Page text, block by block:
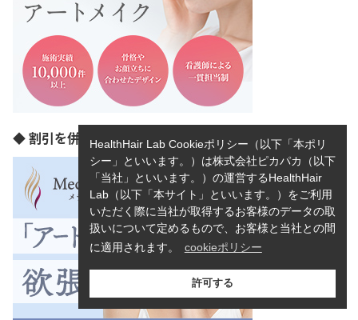
◆ 割引を併用すると最大25%OFF！
HealthHair Lab Cookieポリシー（以下「本ポリ
シー」といいます。）は株式会社ピカパカ（以下
「当社」といいます。）の運営するHealthHair
Lab（以下「本サイト」といいます。）をご利用
いただく際に当社が取得するお客様のデータの取
扱いについて定めるもので、お客様と当社との間
に適用されます。
cookieポリシー
許可する